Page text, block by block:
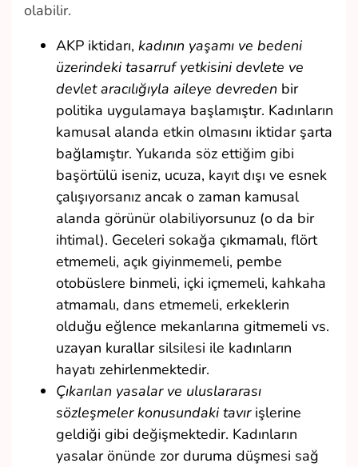
olabilir.
AKP iktidarı, kadının yaşamı ve bedeni
üzerindeki tasarruf yetkisini devlete ve
devlet aracılığıyla aileye devreden bir
politika uygulamaya başlamıştır. Kadınların
kamusal alanda etkin olmasını iktidar şarta
bağlamıştır. Yukarıda söz ettiğim gibi
başörtülü iseniz, ucuza, kayıt dışı ve esnek
çalışıyorsanız ancak o zaman kamusal
alanda görünür olabiliyorsunuz (o da bir
ihtimal). Geceleri sokağa çıkmamalı, flört
etmemeli, açık giyinmemeli, pembe
otobüslere binmeli, içki içmemeli, kahkaha
atmamalı, dans etmemeli, erkeklerin
olduğu eğlence mekanlarına gitmemeli vs.
uzayan kurallar silsilesi ile kadınların
hayatı zehirlenmektedir.
Çıkarılan yasalar ve uluslararası
sözleşmeler konusundaki tavırişlerine
geldiği gibi değişmektedir. Kadınların
yasalar önünde zor duruma düşmesi sağ